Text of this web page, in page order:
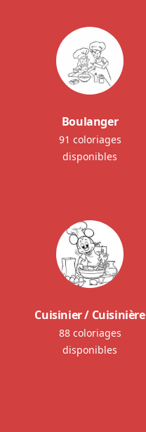
Boulanger
91 coloriages
disponibles
Cuisinier / Cuisinière
88 coloriages
disponibles